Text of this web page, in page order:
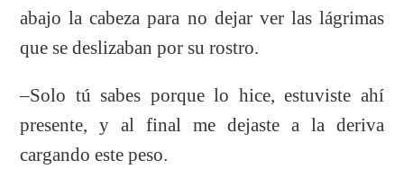
abajo la cabeza para no dejar ver las lágrimas
que se deslizaban por su rostro.
–Solo tú sabes porque lo hice, estuviste ahí
presente, y al final me dejaste a la deriva
cargando este peso.